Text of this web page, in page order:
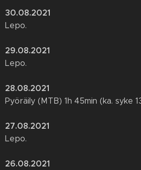
30.08.2021
Lepo.
29.08.2021
Lepo.
28.08.2021
Pyöräily (MTB) 1h 45min (ka. syke
27.08.2021
Lepo.
26.08.2021